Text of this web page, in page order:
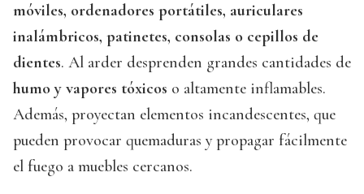
móviles, ordenadores portátiles, auriculares
inalámbricos, patinetes, consolas o cepillos de
dientes. Al arder desprenden grandes cantidades de
humo y vapores tóxicos o altamente inflamables.
Además, proyectan elementos incandescentes, que
pueden provocar quemaduras y propagar fácilmente
el fuego a muebles cercanos.